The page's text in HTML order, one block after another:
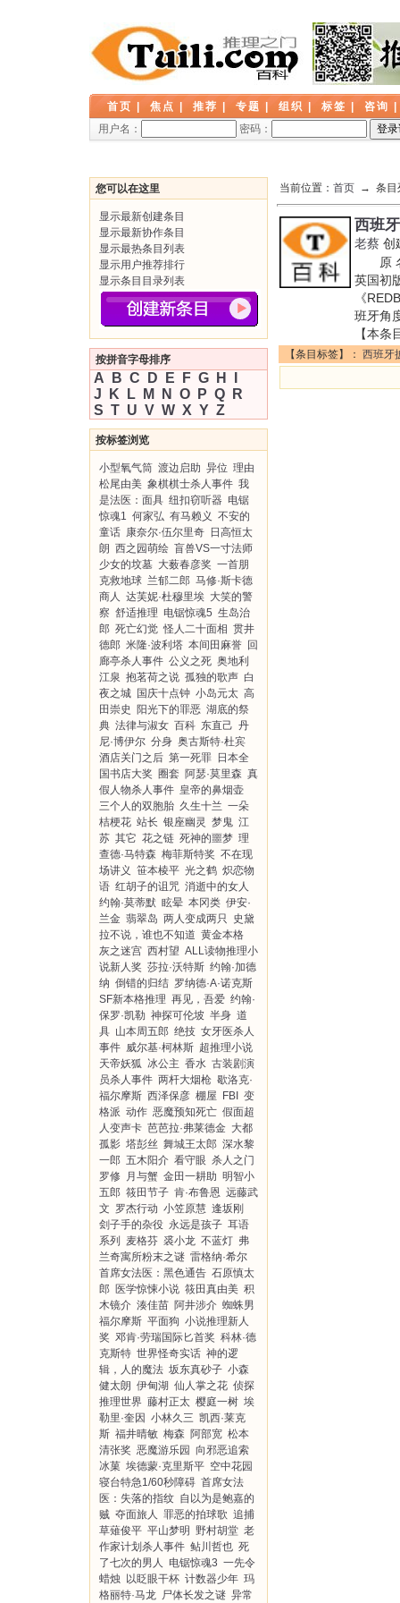
首页 焦点 推荐 专题 组织 标签 咨询
用户名：
密码：
您可以在这里
显示最新创建条目
显示最新协作条目
显示最热条目列表
显示用户推荐排行
显示条目目录列表
按拼音字母排序
A B C D E F G H
J
K L M N O P Q
R
S T U V W X Y Z
按标签浏览
小型氧气筒 渡边启助 异位 理由
松尾由美 象棋棋士杀人事件 我
是法医：面具 纽扣窃听器 电锯
惊魂1 何家弘 有马赖义 不安的
童话 康奈尔·伍尔里奇 日高恒太
朗 西之园萌绘 盲兽VS一寸法师
少女的坟墓 大薮春彦奖 一首朋
克救地球 兰郁二郎 马修·斯卡德
商人 达芙妮·杜穆里埃 大笑的警
察 舒适推理 电锯惊魂5 生岛治
郎 死亡幻觉 怪人二十面相 贯井
德郎 米隆·波利塔 本间田麻誉 回
廊亭杀人事件 公义之死 奥地利
江泉 抱茗荷之说 孤独的歌声 白
夜之城 国庆十点钟 小岛元太 高
田崇史
阳光下的罪恶 湖底的祭
典 法律与淑女 百科 东直己 丹
尼·博伊尔 分身 奥古斯特·杜宾
酒店关门之后 第一死罪 日本全
国书店大奖 圈套 阿瑟·莫里森 真
假人物杀人事件 皇帝的鼻烟壶
三个人的双胞胎 久生十兰 一朵
桔梗花 站长 银座幽灵 梦鬼 江
苏 其它 花之链 死神的噩梦 理
查德·马特森 梅菲斯特奖 不在现
场讲义 笹本棱平 光之鹤 炽恋物
语 红胡子的诅咒 消逝中的女人
约翰·莫蒂默 眩晕 本冈类 伊安·
兰金 翡翠岛 两人变成两只
史黛
拉不说，谁也不知道 黄金本格
灰之迷宫 西村望 ALL读物推理小
说新人奖 莎拉·沃特斯 约翰·加德
纳 倒错的归结 罗纳德·A·诺克斯
SF新本格推理 再见，吾爱 约翰·
保罗·凯勒 神探可伦坡 半身 道
具 山本周五郎 绝技 女牙医杀人
事件 威尔基·柯林斯 超推理小说
天帝妖狐 冰公主 香水 古装剧演
员杀人事件 两杆大烟枪 歇洛克·
福尔摩斯 西泽保彦 棚屋 FBI
变
格派 动作 恶魔预知死亡 假面超
人变声卡 芭芭拉·弗莱德金 大都
孤影 塔彭丝 舞城王太郎 深水黎
一郎 五木阳介 看守眼 杀人之门
罗修 月与蟹 金田一耕助 明智小
五郎 筱田节子 肯·布鲁恩 远藤武
文 罗杰行动 小笠原慧 逢坂刚
刽子手的杂役 永远是孩子 耳语
系列
麦格芬 裘小龙 不蓝灯 弗
兰奇寓所粉末之谜 雷格纳·希尔
首席女法医：黑色通告 石原慎太
郎 医学惊悚小说 筱田真由美 积
木镜介 湊佳苗 阿井涉介 蜘蛛男
福尔摩斯 平面狗 小说推理新人
奖 邓肯·劳瑞国际匕首奖 科林·德
克斯特 世界怪奇实话 神的逻
辑，人的魔法 坂东真砂子 小森
健太朗 伊甸湖 仙人掌之花 侦探
推理世界 藤村正太 樱庭一树 埃
勒里·奎因 小林久三 凯西·莱克
斯 福井晴敏 梅森 阿部宽 松本
清张奖 恶魔游乐园 向邪恶追索
冰菓 埃德蒙·克里斯平 空中花园
寝台特急1/60秒障碍 首席女法
医：失落的指纹 自以为是鲍嘉的
贼 夺面旅人 罪恶的拍球歌 追捕
草薙俊平 平山梦明 野村胡堂 老
作家计划杀人事件 鲇川哲也 死
了七次的男人
电锯惊魂3 一先令
蜡烛
以眨眼干杯 计数器少年 玛
格丽特·马龙 尸体长发之谜 异常
当前位置： 首页 → 条目
西班
老蔡 创
原 名
英国初
《
班牙角
【本条
【条目标签】： 西班牙